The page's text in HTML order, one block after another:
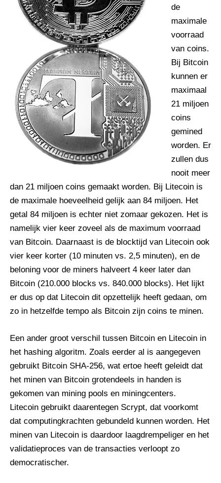
de
maximale
voorraad
van coins.
Bij Bitcoin
kunnen er
maximaal
21 miljoen
coins
gemined
worden. Er
zullen dus
nooit meer
dan 21 miljoen coins gemaakt worden. Bij Litecoin is
de maximale hoeveelheid gelijk aan 84 miljoen. Het
getal 84 miljoen is echter niet zomaar gekozen. Het is
namelijk vier keer zoveel als de maximum voorraad
van Bitcoin. Daarnaast is de blocktijd van Litecoin ook
vier keer korter (10 minuten vs. 2,5 minuten), en de
beloning voor de miners halveert 4 keer later dan
Bitcoin (210.000 blocks vs. 840.000 blocks). Het lijkt
er dus op dat Litecoin dit opzettelijk heeft gedaan, om
zo in hetzelfde tempo als Bitcoin zijn coins te minen.
Een ander groot verschil tussen Bitcoin en Litecoin in
het hashing algoritm. Zoals eerder al is aangegeven
gebruikt Bitcoin SHA-256, wat ertoe heeft geleidt dat
het minen van Bitcoin grotendeels in handen is
gekomen van mining pools en miningcenters.
Litecoin gebruikt daarentegen Scrypt, dat voorkomt
dat computingkrachten gebundeld kunnen worden. Het
minen van Litecoin is daardoor laagdrempeliger en het
validatieproces van de transacties verloopt zo
democratischer.